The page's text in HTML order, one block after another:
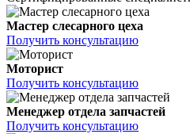
Мастер слесарного цеха
Получить консультацию
Моторист
Получить консультацию
Менеджер отдела запчастей
Получить консультацию